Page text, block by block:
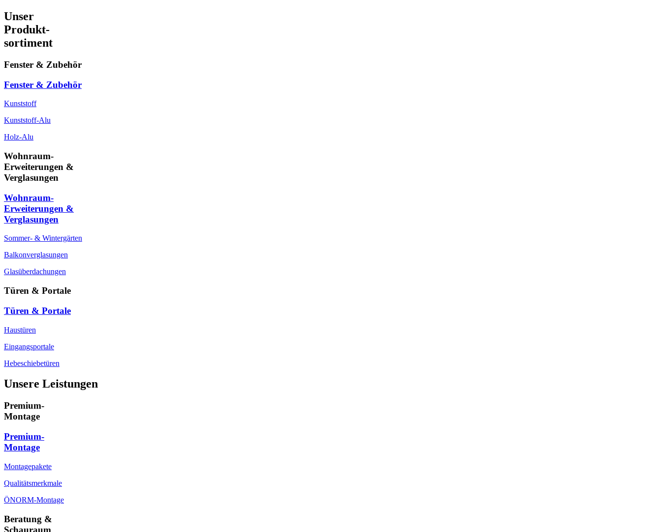
Unser
Produkt-
sortiment
Fenster & Zubehör
Fenster & Zubehör
Kunststoff
Kunststoff-Alu
Holz-Alu
Wohnraum-
Erweiterungen &
Verglasungen
Wohnraum-
Erweiterungen &
Verglasungen
Sommer- & Wintergärten
Balkonverglasungen
Glasüberdachungen
Türen & Portale
Türen & Portale
Haustüren
Eingangsportale
Hebeschiebetüren
Unsere Leistungen
Premium-
Montage
Premium-
Montage
Montagepakete
Qualitätsmerkmale
ÖNORM-Montage
Beratung &
Schauraum